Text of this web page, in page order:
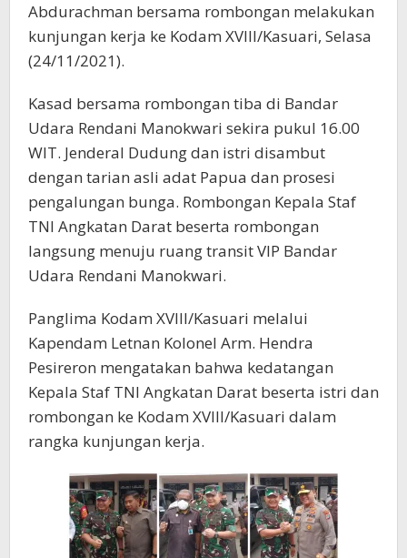
Abdurachman bersama rombongan melakukan
kunjungan kerja ke Kodam XVIII/Kasuari, Selasa
(24/11/2021).
Kasad bersama rombongan tiba di Bandar
Udara Rendani Manokwari sekira pukul 16.00
WIT. Jenderal Dudung dan istri disambut
dengan tarian asli adat Papua dan prosesi
pengalungan bunga. Rombongan Kepala Staf
TNI Angkatan Darat beserta rombongan
langsung menuju ruang transit VIP Bandar
Udara Rendani Manokwari.
Panglima Kodam XVIII/Kasuari melalui
Kapendam Letnan Kolonel Arm. Hendra
Pesireron mengatakan bahwa kedatangan
Kepala Staf TNI Angkatan Darat beserta istri dan
rombongan ke Kodam XVIII/Kasuari dalam
rangka kunjungan kerja.